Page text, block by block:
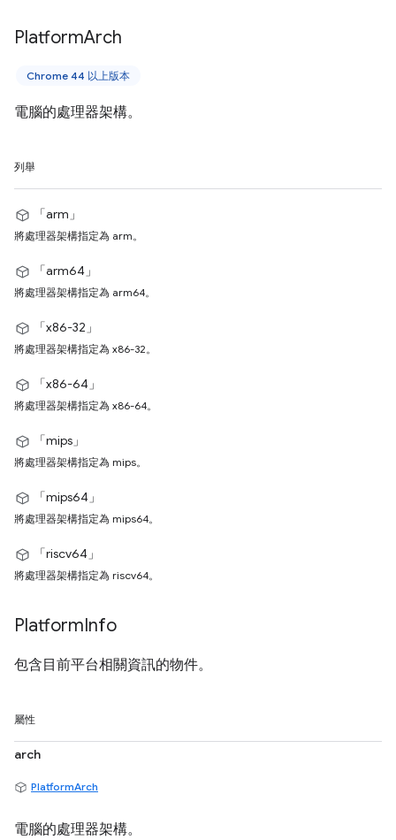
PlatformArch
Chrome 44 以上版本
電腦的處理器架構。
列舉
「arm」
將處理器架構指定為 arm。
「arm64」
將處理器架構指定為 arm64。
「x86-32」
將處理器架構指定為 x86-32。
「x86-64」
將處理器架構指定為 x86-64。
「mips」
將處理器架構指定為 mips。
「mips64」
將處理器架構指定為 mips64。
「riscv64」
將處理器架構指定為 riscv64。
PlatformInfo
包含目前平台相關資訊的物件。
屬性
arch
PlatformArch
電腦的處理器架構。